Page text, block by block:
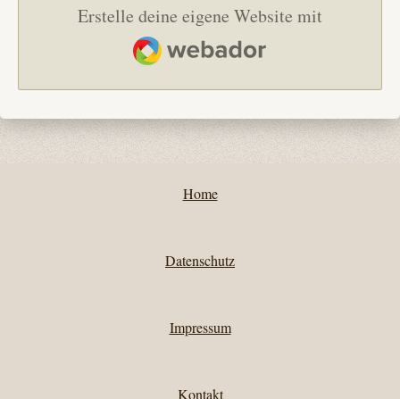
Erstelle deine eigene Website mit
Webador
Home
Datenschutz
Impressum
Kontakt